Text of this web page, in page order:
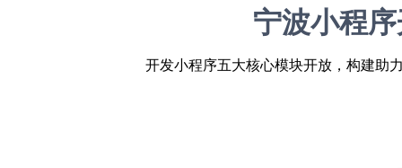
宁波小程
开发小程序五大核心模块开放，构建助